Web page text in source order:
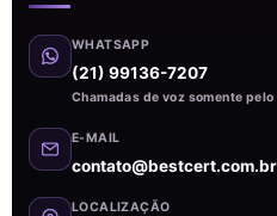
WHATSAPP
(21) 99136-7207
Chamadas de voz somente
E-MAIL
contato@bestcert.com.br
LOCALIZAÇÃO